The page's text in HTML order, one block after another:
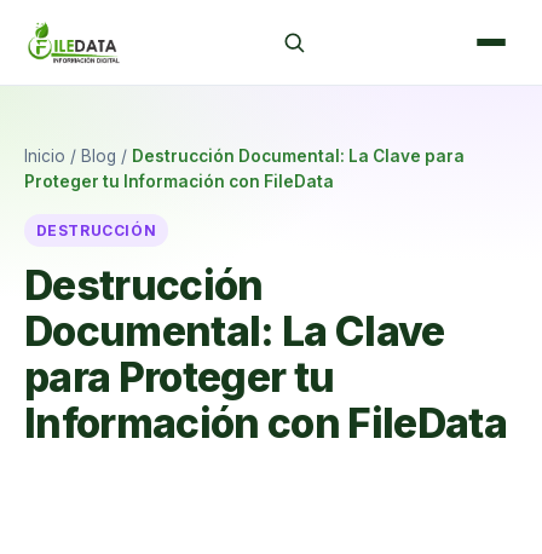
Inicio / Blog / Destrucción Documental: La Clave para
Proteger tu Información con FileData
DESTRUCCIÓN
Destrucción
Documental: La Clave
para Proteger tu
Información con FileData